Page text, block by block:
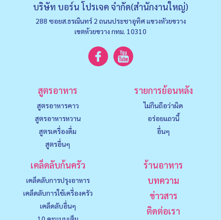
บริษัท บอร์น โปรเจค จำกัด(สำนักงานใหญ่)
288 ซอยส.ธรณินทร์ 2 ถนนประชาอุทิศ แขวงหัวยขวาง
เขตห้วยขวาง กทม. 10310
สูตรอาหาร
สูตรอาหารคาว
สูตรอาหารหวาน
สูตรเครื่องดื่ม
สูตรอื่นๆ
รายการย้อนหลัง
ไม่กินถือว่าผิด
อร่อยแถวนี้
อื่นๆ
เคล็ดลับก้นครัว
เคล็ดลับการปรุงอาหาร
เคล็ดลับการใช้เครื่องครัว
เคล็ดลับอื่นๆ
ร้านอาหาร
บทความ
ข่าวสาร
ติดต่อเรา